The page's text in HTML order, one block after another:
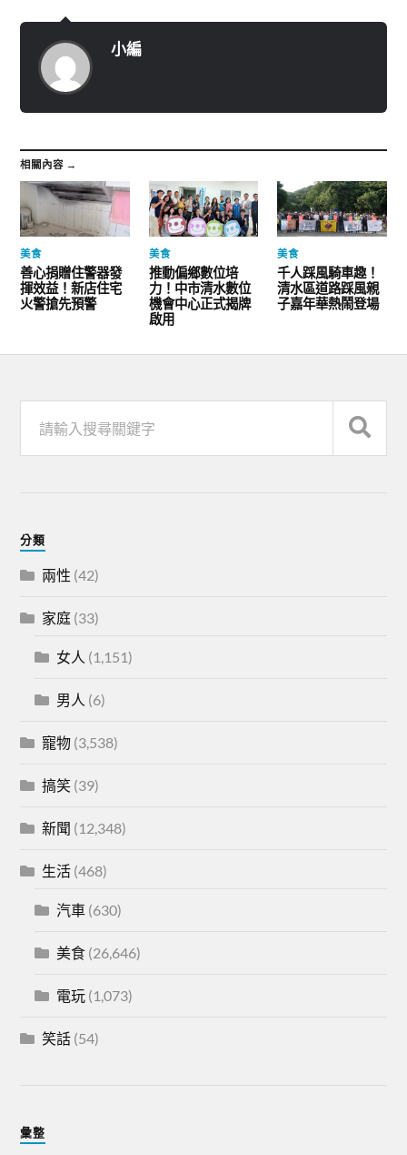
小編
相關內容 →
美食
善心捐贈住警器發
揮效益！新店住宅
火警搶先預警
美食
推動偏鄉數位培
力！中市清水數位
機會中心正式揭牌
啟用
美食
千人踩風騎車趣！
清水區道路踩風親
子嘉年華熱鬧登場
分類
兩性 (42)
家庭 (33)
女人 (1,151)
男人 (6)
寵物 (3,538)
搞笑 (39)
新聞 (12,348)
生活 (468)
汽車 (630)
美食 (26,646)
電玩 (1,073)
笑話 (54)
彙整